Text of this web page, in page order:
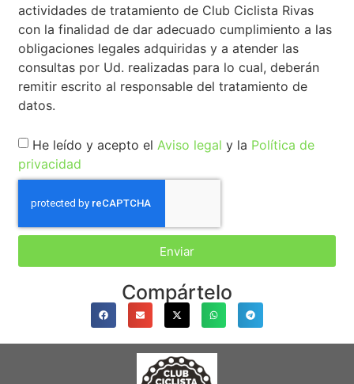
actividades de tratamiento de Club Ciclista Rivas
con la finalidad de dar adecuado cumplimiento a las
obligaciones legales adquiridas y a atender las
consultas por Ud. realizadas para lo cual, deberán
remitir escrito al responsable del tratamiento de
datos.
He leído y acepto el Aviso legal y la Política de
privacidad
Enviar
Compártelo